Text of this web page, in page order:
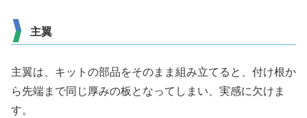
主翼
主翼は、キットの部品をそのまま組み立てると、付け根か
ら先端まで同じ厚みの板となってしまい、実感に欠けま
す。